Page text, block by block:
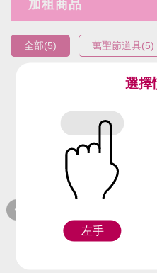
加租商品
全部(5) 萬聖節道具(5)
編號：9526-4
選擇
左手